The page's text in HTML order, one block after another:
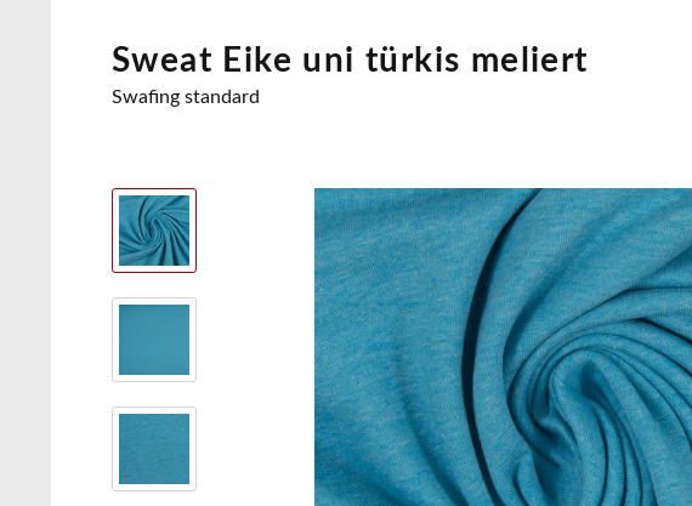
Sweat Eike uni türkis meliert
Swafing standard